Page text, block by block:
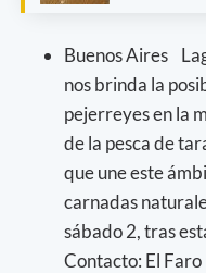
Buenos Aires
nos brinda la
pejerreyes en la
de la pesca de
que une este
carnadas
sábado 2, tras
Contacto: El